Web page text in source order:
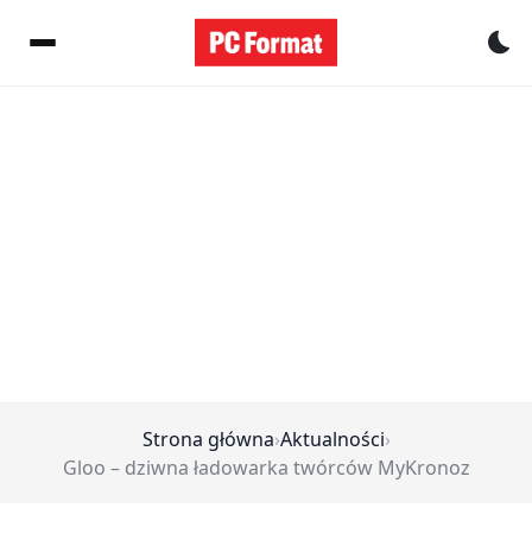
Strona główna›Aktualności›
Gloo – dziwna ładowarka twórców MyKronoz